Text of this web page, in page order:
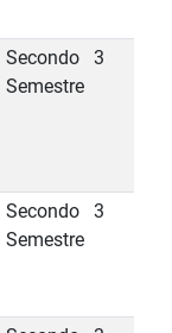
Secondo
Semestre
3
Secondo
Semestre
3